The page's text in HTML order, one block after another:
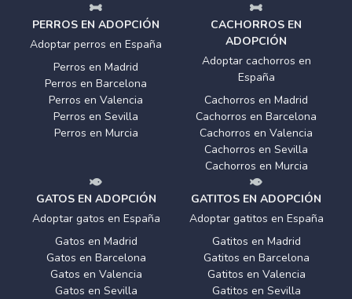
PERROS EN ADOPCIÓN
Adoptar perros en España
Perros en Madrid
Perros en Barcelona
Perros en Valencia
Perros en Sevilla
Perros en Murcia
CACHORROS EN
ADOPCIÓN
Adoptar cachorros en
España
Cachorros en Madrid
Cachorros en Barcelona
Cachorros en Valencia
Cachorros en Sevilla
Cachorros en Murcia
GATOS EN ADOPCIÓN
Adoptar gatos en España
Gatos en Madrid
Gatos en Barcelona
Gatos en Valencia
Gatos en Sevilla
GATITOS EN ADOPCIÓN
Adoptar gatitos en España
Gatitos en Madrid
Gatitos en Barcelona
Gatitos en Valencia
Gatitos en Sevilla